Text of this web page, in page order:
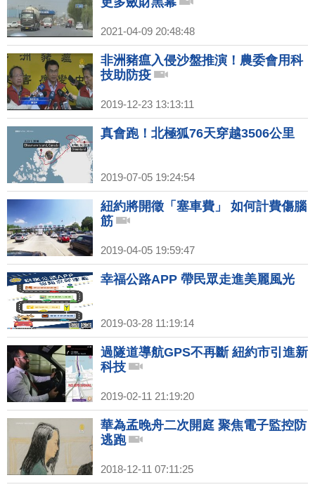
2021-04-09 20:48:48
非洲豬瘟入侵沙盤推演！農委會用科
技助防疫
2019-12-23 13:13:11
真會跑！北極狐76天穿越3506公里
2019-07-05 19:24:54
紐約將開徵「塞車費」 如何計費傷腦
筋
2019-04-05 19:59:47
幸福公路APP 帶民眾走進美麗風光
2019-03-28 11:19:14
過隧道導航GPS不再斷 紐約市引進新
科技
2019-02-11 21:19:20
華為孟晚舟二次開庭 聚焦電子監控防
逃跑
2018-12-11 07:11:25